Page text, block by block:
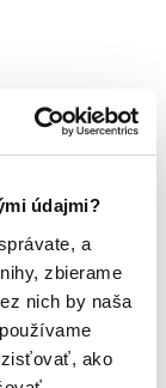
údajmi?
a
zbierame
nich by naša
ako